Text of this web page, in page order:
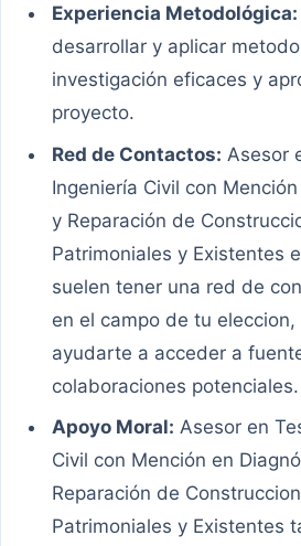
Experiencia Metodológica:
desarrollar y aplicar
investigación eficaces y
proyecto.
Red de Contactos: Asesor
Ingeniería Civil con
y Reparación de
Patrimoniales y Existentes
suelen tener una red de
en el campo de tu
ayudarte a acceder a
colaboraciones potenciales.
Apoyo Moral: Asesor en
Civil con Mención en
Reparación de
Patrimoniales y Existentes